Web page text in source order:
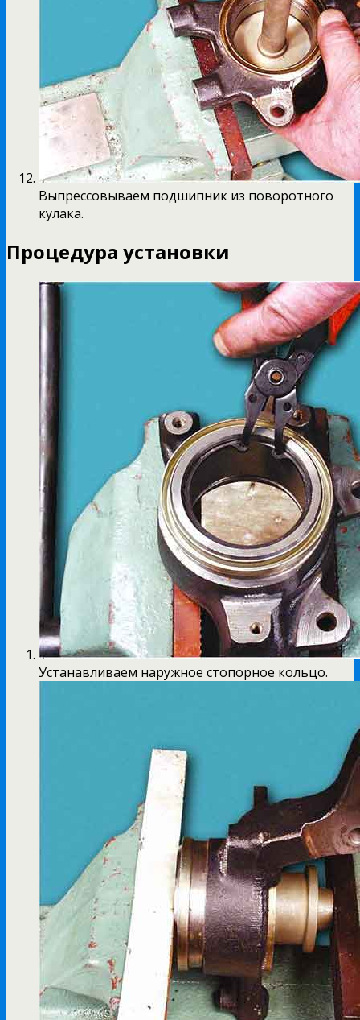
Выпрессовываем подшипник из поворотного
кулака.
Процедура установки
Устанавливаем наружное стопорное кольцо.